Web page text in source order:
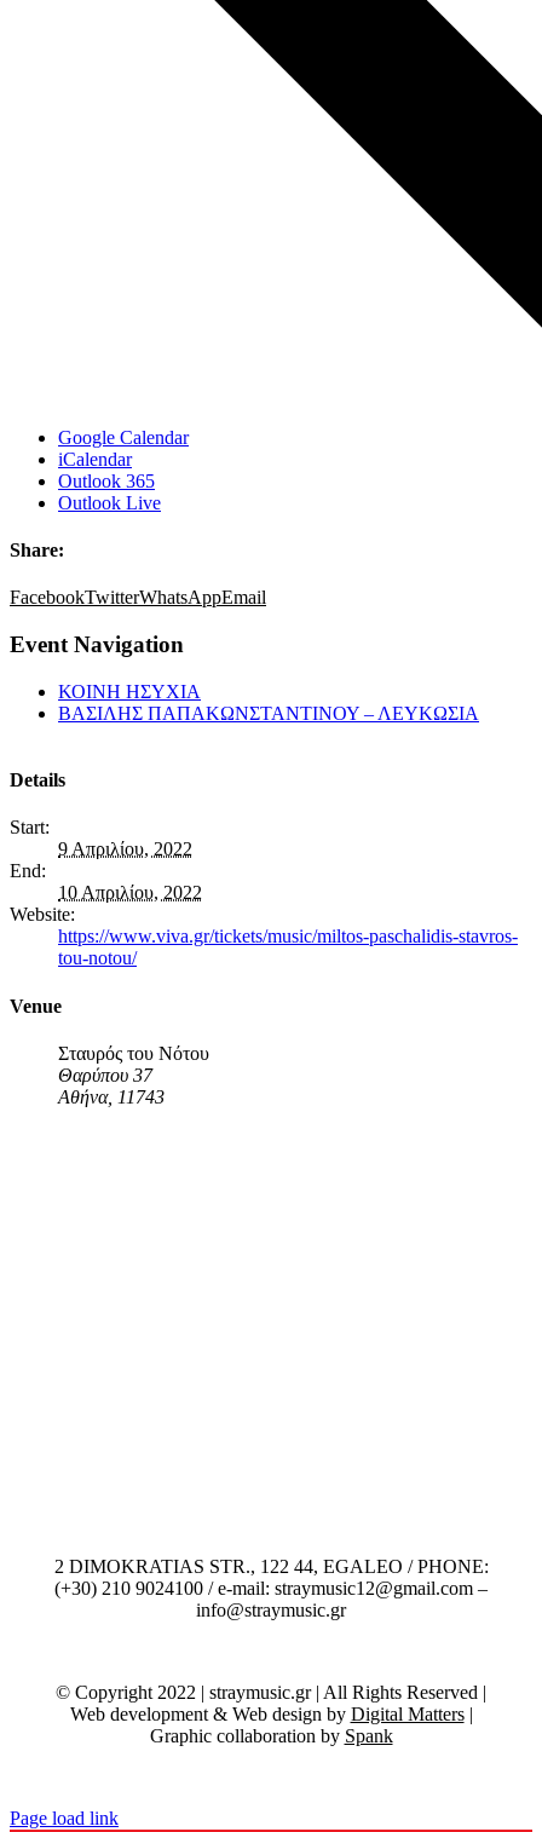
Google Calendar
iCalendar
Outlook 365
Outlook Live
Share:
FacebookTwitterWhatsAppEmail
Event Navigation
ΚΟΙΝΗ ΗΣΥΧΙΑ
ΒΑΣΙΛΗΣ ΠΑΠΑΚΩΝΣΤΑΝΤΙΝΟΥ – ΛΕΥΚΩΣΙΑ
Details
Start:
9 Απριλίου, 2022
End:
10 Απριλίου, 2022
Website:
https://www.viva.gr/tickets/music/miltos-paschalidis-stavros-
tou-notou/
Venue
Σταυρός του Νότου
Θαρύπου 37
Αθήνα, 11743
2 DIMOKRATIAS STR., 122 44, EGALEO / PHONE:
(+30) 210 9024100 / e-mail: straymusic12@gmail.com –
info@straymusic.gr
© Copyright 2022 | straymusic.gr | All Rights Reserved |
Web development & Web design by Digital Matters|
Graphic collaboration by Spank
Page load link